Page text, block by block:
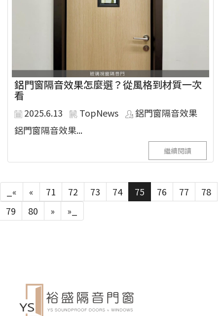
鋁門窗隔音效果怎麼選？從風格到材質一次
看
2025.6.13 TopNews
鋁門窗隔音效果
鋁門窗隔音效果...
繼續閱讀
_« « 71 72 73 74 75 76 77
78
79
80 » »_